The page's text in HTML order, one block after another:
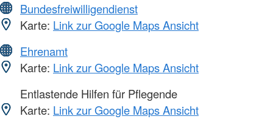
Bundesfreiwilligendienst
Karte: Link zur Google Maps Ansicht
Ehrenamt
Karte: Link zur Google Maps Ansicht
Entlastende Hilfen für Pflegende
Karte: Link zur Google Maps Ansicht